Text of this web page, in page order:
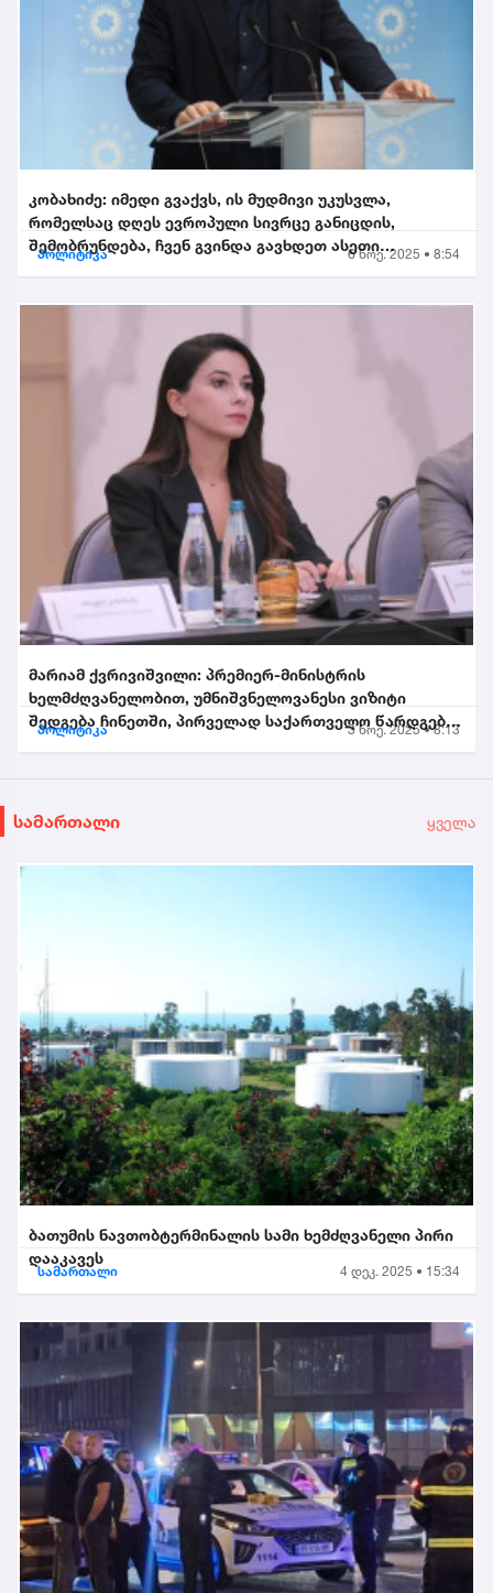
კობახიძე: იმედი გვაქვს, ის მუდმივი უკუსვლა,
რომელსაც დღეს ევროპული სივრცე განიცდის,
შემობრუნდება, ჩვენ გვინდა გავხდეთ ასეთი
პოლიტიკა 6 ნოე. 2025 • 8:54
მარიამ ქვრივიშვილი: პრემიერ-მინისტრის
ხელმძღვანელობით, უმნიშვნელოვანესი ვიზიტი
შედგება ჩინეთში, პირველად საქართველო წარდგება
პოლიტიკა 3 ნოე. 2025 • 8:13
სამართალი ყველა
ბათუმის ნავთობტერმინალის სამი ხემძღვანელი პირი
დააკავეს
სამართალი 4 დეკ. 2025 • 15:34